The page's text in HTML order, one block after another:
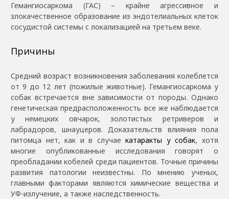
Гемангиосаркома (ГАС) – крайне агрессивное и
злокачественное образование из эндотелиальных клеток
сосудистой системы с локализацией на третьем веке.
Причины
Средний возраст возникновения заболевания колеблется
от 9 до 12 лет (пожилые животные). Гемангиосаркома у
собак встречается вне зависимости от породы. Однако
генетическая предрасположенность все же наблюдается
у немецких овчарок, золотистых ретриверов и
лабрадоров, шнауцеров. Доказательств влияния пола
питомца нет, как и в случаекатаракты у собак, хотя
многие опубликованные исследования говорят о
преобладании кобелей среди пациентов. Точные причины
развития патологии неизвестны. По мнению ученых,
главными факторами являются химические вещества и
УФ-излучение, а также наследственность.